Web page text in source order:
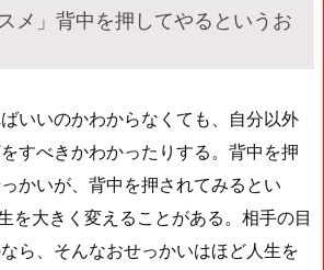
メ」背中を押してやるというお
いいのかわからなくても、自分以外
すべきかわかったりする。背中を押
かいが、背中を押されてみるとい
を大きく変えることがある。相手の目
ら、そんなおせっかいはほど人生を